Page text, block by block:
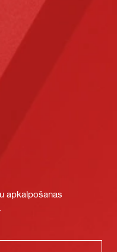
apkalpošanas